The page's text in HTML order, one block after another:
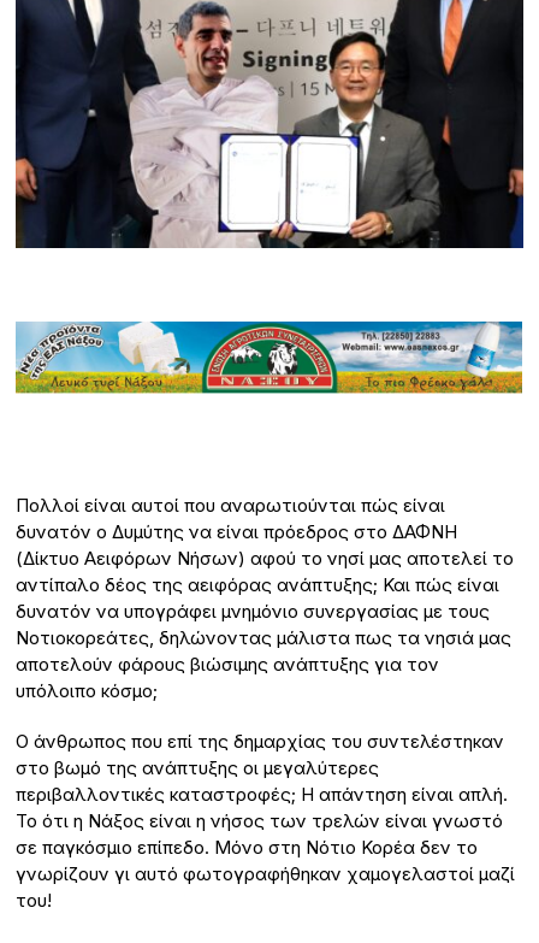
Πολλοί είναι αυτοί που αναρωτιούνται πώς είναι
δυνατόν ο Δυμύτης να είναι πρόεδρος στο ΔΑΦΝΗ
(Δίκτυο Αειφόρων Νήσων) αφού το νησί μας αποτελεί το
αντίπαλο δέος της αειφόρας ανάπτυξης; Και πώς είναι
δυνατόν να υπογράφει μνημόνιο συνεργασίας με τους
Νοτιοκορεάτες, δηλώνοντας μάλιστα πως τα νησιά μας
αποτελούν φάρους βιώσιμης ανάπτυξης για τον
υπόλοιπο κόσμο;
Ο άνθρωπος που επί της δημαρχίας του συντελέστηκαν
στο βωμό της ανάπτυξης οι μεγαλύτερες
περιβαλλοντικές καταστροφές; Η απάντηση είναι απλή.
Το ότι η Νάξος είναι η νήσος των τρελών είναι γνωστό
σε παγκόσμιο επίπεδο. Μόνο στη Νότιο Κορέα δεν το
γνωρίζουν γι αυτό φωτογραφήθηκαν χαμογελαστοί μαζί
του!